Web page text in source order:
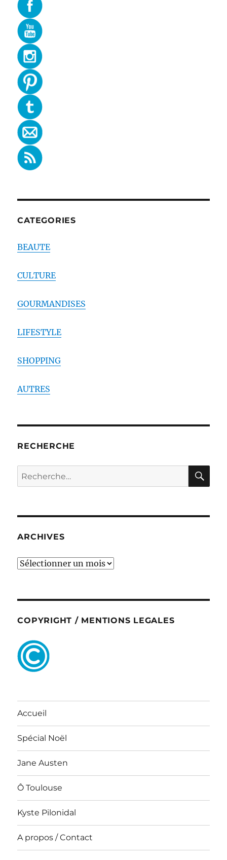
CATEGORIES
BEAUTE
CULTURE
GOURMANDISES
LIFESTYLE
SHOPPING
AUTRES
RECHERCHE
Recherche
pour :
ARCHIVES
ARCHIVES
COPYRIGHT / MENTIONS LEGALES
Accueil
Spécial Noël
Jane Austen
Ô Toulouse
Kyste Pilonidal
A propos / Contact